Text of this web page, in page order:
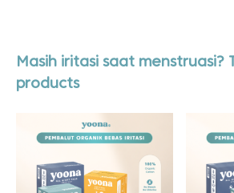
Masih iritasi saat menstruasi?
products